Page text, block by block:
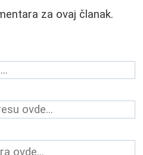
za ovaj članak.